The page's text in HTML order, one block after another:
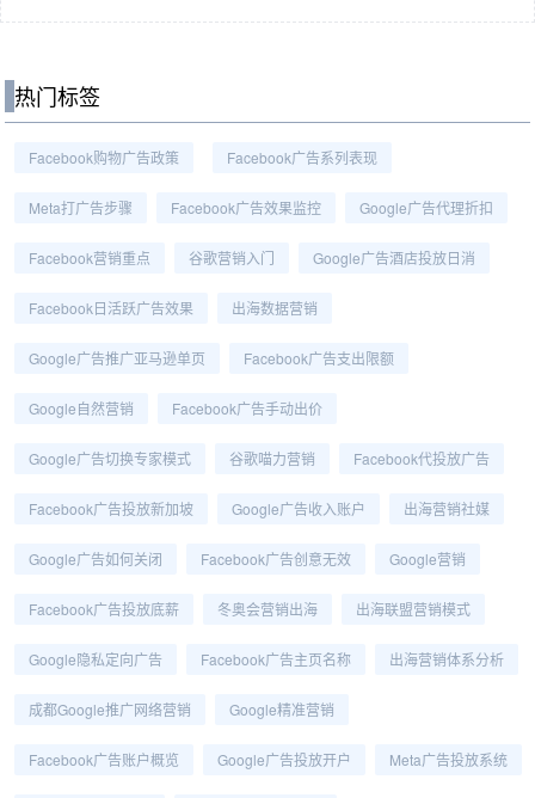
热门标签
Facebook购物广告政策 Facebook广告系列表现
Meta打广告步骤 Facebook广告效果监控 Google广告代理折扣
Facebook营销重点 谷歌营销入门 Google广告酒店投放日消
Facebook日活跃广告效果 出海数据营销
Google广告推广亚马逊单页 Facebook广告支出限额
Google自然营销 Facebook广告手动出价
Google广告切换专家模式 谷歌喵力营销 Facebook代投放广告
Facebook广告投放新加坡 Google广告收入账户 出海营销社媒
Google广告如何关闭 Facebook广告创意无效 Google营销
Facebook广告投放底薪 冬奥会营销出海 出海联盟营销模式
Google隐私定向广告 Facebook广告主页名称 出海营销体系分析
成都Google推广网络营销 Google精准营销
Facebook广告账户概览 Google广告投放开户 Meta广告投放系统